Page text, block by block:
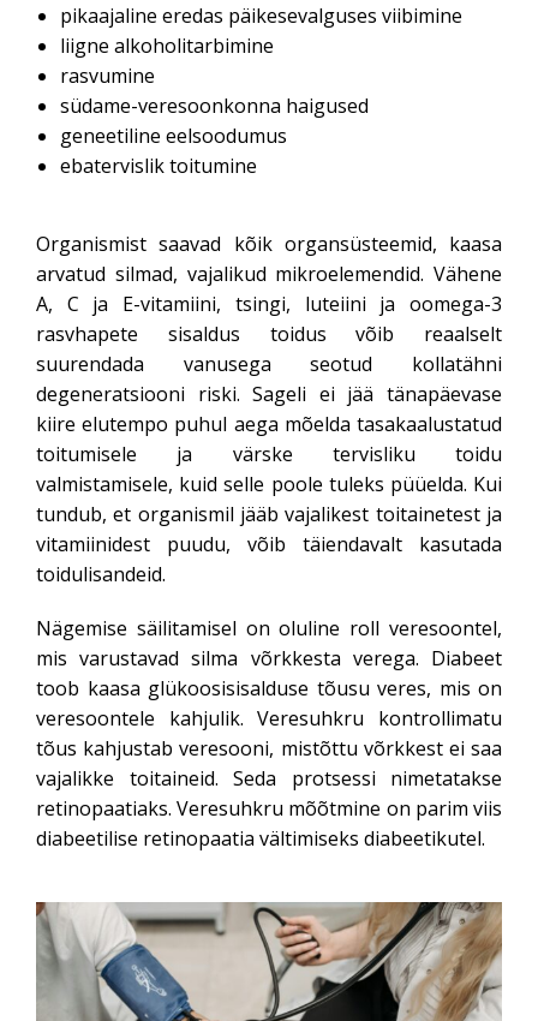
pikaajaline eredas päikesevalguses viibimine
liigne alkoholitarbimine
rasvumine
südame-veresoonkonna haigused
geneetiline eelsoodumus
ebatervislik toitumine
Organismist saavad kõik organsüsteemid, kaasa
arvatud silmad, vajalikud mikroelemendid. Vähene
A, C ja E-vitamiini, tsingi, luteiini ja oomega-3
rasvhapete sisaldus toidus võib reaalselt
suurendada vanusega seotud kollatähni
degeneratsiooni riski. Sageli ei jää tänapäevase
kiire elutempo puhul aega mõelda tasakaalustatud
toitumisele ja värske tervisliku toidu
valmistamisele, kuid selle poole tuleks püüelda. Kui
tundub, et organismil jääb vajalikest toitainetest ja
vitamiinidest puudu, võib täiendavalt kasutada
toidulisandeid.
Nägemise säilitamisel on oluline roll veresoontel,
mis varustavad silma võrkkesta verega. Diabeet
toob kaasa glükoosisisalduse tõusu veres, mis on
veresoontele kahjulik. Veresuhkru kontrollimatu
tõus kahjustab veresooni, mistõttu võrkkest ei saa
vajalikke toitaineid. Seda protsessi nimetatakse
retinopaatiaks. Veresuhkru mõõtmine on parim viis
diabeetilise retinopaatia vältimiseks diabeetikutel.